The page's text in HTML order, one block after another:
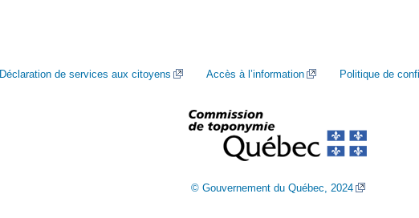
Déclaration de services aux citoyens Accès à l’information Politique de
© Gouvernement du Québec, 2024